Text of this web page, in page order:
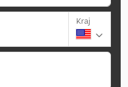
Kraj